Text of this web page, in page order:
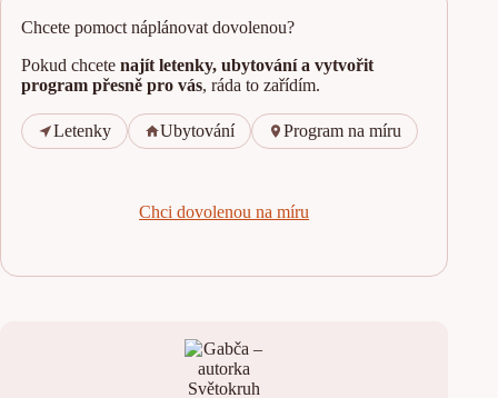
c
Chcete pomoct náplánovat dovolenou?
Pokud chcete najít letenky, ubytování a vytvořit
program přesně pro vás, ráda to zařídím.
Letenky Ubytování Program na míru
Chci dovolenou na míru